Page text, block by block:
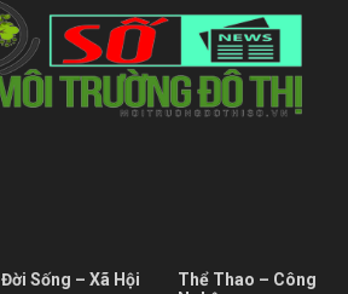
Đời Sống – Xã Hội
Thể Thao – Công